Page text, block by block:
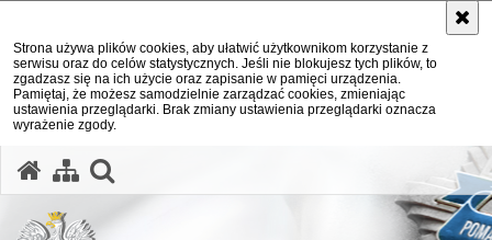
Strona używa plików cookies, aby ułatwić użytkownikom korzystanie z
serwisu oraz do celów statystycznych. Jeśli nie blokujesz tych plików, to
zgadzasz się na ich użycie oraz zapisanie w pamięci urządzenia.
Pamiętaj, że możesz samodzielnie zarządzać cookies, zmieniając
ustawienia przeglądarki. Brak zmiany ustawienia przeglądarki oznacza
wyrażenie zgody.